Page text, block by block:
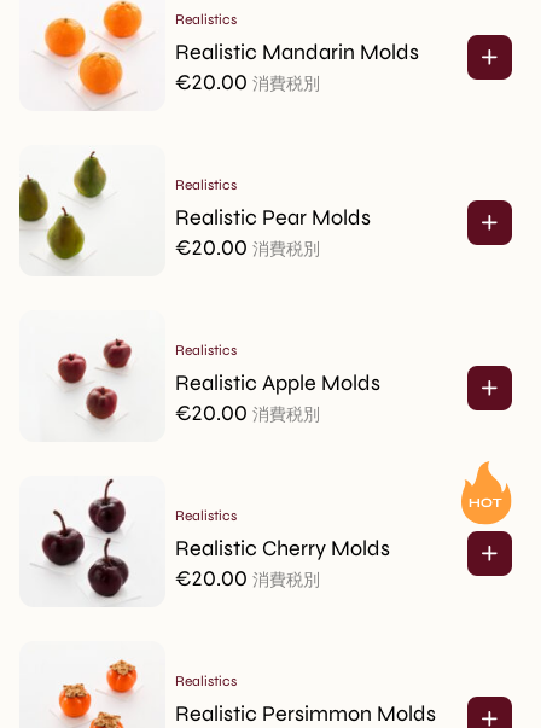
Realistics
Realistic Mandarin Molds
€20.00 消費税別
Realistics
Realistic Pear Molds
€20.00 消費税別
Realistics
Realistic Apple Molds
€20.00 消費税別
Realistics
Realistic Cherry Molds
€20.00 消費税別
Realistics
Realistic Persimmon Molds